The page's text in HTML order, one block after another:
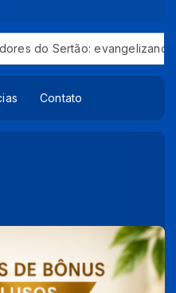
ao som do forró, xote e
Contato